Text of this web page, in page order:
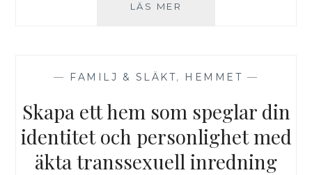
LÄS MER
— FAMILJ & SLÄKT, HEMMET —
Skapa ett hem som speglar din
identitet och personlighet med
äkta transsexuell inredning